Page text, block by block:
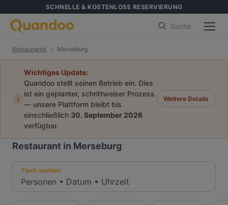
SCHNELLE & KOSTENLOSE RESERVIERUNG
Suche
Restaurants Merseburg
i
Wichtiges Update:
Quandoo stellt seinen Betrieb ein. Dies
ist ein geplanter, schrittweiser Prozess
— unsere Plattform bleibt bis
einschließlich 30. September 2026
verfügbar.
Weitere Details
Restaurant in Merseburg
Tisch suchen:
Personen • Datum • Uhrzeit